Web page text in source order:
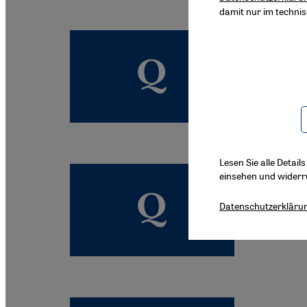
Al-
Am
Viele
damit nur im
Lesen Sie alle
einsehen und